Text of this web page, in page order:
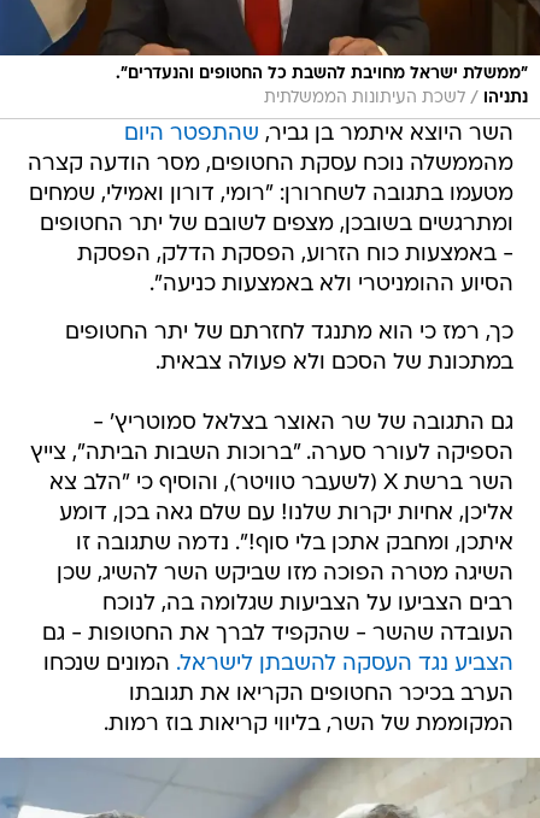
"ממשלת ישראל מחויבת להשבת כל החטופים והנעדרים".
נתניהו
/ לשכת העיתונות הממשלתית
השר היוצא איתמר בן גביר, שהתפטר היום
מהממשלה נוכח עסקת החטופים, מסר הודעה קצרה
מטעמו בתגובה לשחרורן: "‏רומי, דורון ואמילי, שמחים
ומתרגשים בשובכן, מצפים לשובם של יתר החטופים
- באמצעות כוח הזרוע, הפסקת הדלק, הפסקת
הסיוע ההומניטרי ולא באמצעות כניעה".
כך, רמז כי הוא מתנגד לחזרתם של יתר החטופים
במתכונת של הסכם ולא פעולה צבאית.
גם התגובה של שר האוצר בצלאל סמוטריץ' -
הספיקה לעורר סערה. "ברוכות השבות הביתה", צייץ
השר ברשת X (לשעבר טוויטר), והוסיף כי "הלב צא
אליכן, אחיות יקרות שלנו! עם שלם גאה בכן, דומע
איתכן, ומחבק אתכן בלי סוף!". נדמה שתגובה זו
השיגה מטרה הפוכה מזו שביקש השר להשיג, שכן
רבים הצביעו על הצביעות שגלומה בה, לנוכח
העובדה שהשר - שהקפיד לברך את החטופות - גם
הצביע נגד העסקה להשבתן לישראל. המונים שנכחו
הערב בכיכר החטופים הקריאו את תגובתו
המקוממת של השר, בליווי קריאות בוז רמות.